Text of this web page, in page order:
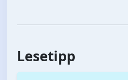
Lesetipp